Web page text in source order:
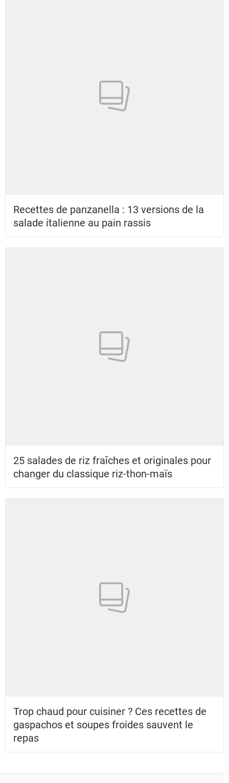
Recettes de panzanella : 13 versions de la
salade italienne au pain rassis
25 salades de riz fraîches et originales pour
changer du classique riz-thon-maïs
Trop chaud pour cuisiner ? Ces recettes de
gaspachos et soupes froides sauvent le
repas